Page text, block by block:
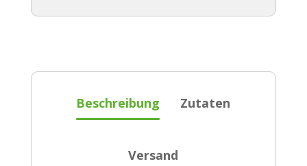
Beschreibung Zutaten
Versand